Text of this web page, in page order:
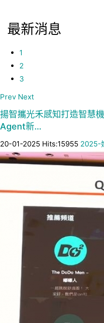
最新消息
1
2
3
Prev Next
揚智攜光禾感知打造智慧
Agent新…
20-01-2025 Hits:15955 2025-